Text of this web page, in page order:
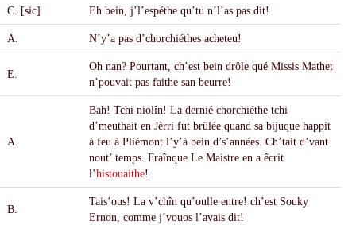
C. [sic] Eh bein, j’l’espéthe qu’tu n’l’as pas dit!
A. N’y’a pas d’chorchiéthes acheteu!
E.
Oh nan? Pourtant, ch’est bein drôle qué Missis Mathet
n’pouvait pas faithe san beurre!
A.
Bah! Tchi niolîn! La dernié chorchiéthe tchi
d’meuthait en Jèrri fut brûlée quand sa bijuque happit
àfeu àPliémont l’y’àbein d’s’années. Ch’tait d’vant
nout’ temps. Fraînque Le Maistre en a êcrit
l’histouaithe!
B.
Tais’ous! La v’chîn qu’oulle entre! ch’est Souky
Ernon, comme j’vouos l’avais dit!